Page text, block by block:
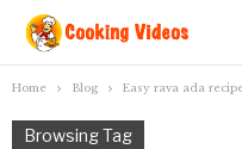
Home Blog Easy rava ada
Browsing Tag